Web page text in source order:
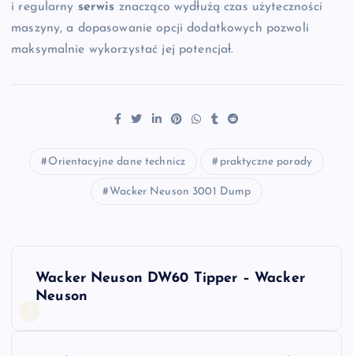
i regularny serwis znacząco wydłużą czas użyteczności
maszyny, a dopasowanie opcji dodatkowych pozwoli
maksymalnie wykorzystać jej potencjał.
Orientacyjne dane technicz praktyczne porady
Wacker Neuson 3001 Dump
NWacker Neuson DW60 Tipper – Wacker
Neuson